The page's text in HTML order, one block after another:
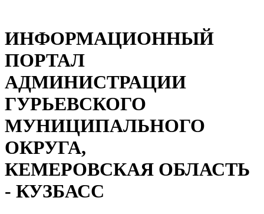
ИНФОРМАЦИОННЫЙ
ПОРТАЛ
АДМИНИСТРАЦИИ
ГУРЬЕВСКОГО
МУНИЦИПАЛЬНОГО
ОКРУГА,
КЕМЕРОВСКАЯ ОБЛАСТЬ
- КУЗБАСС